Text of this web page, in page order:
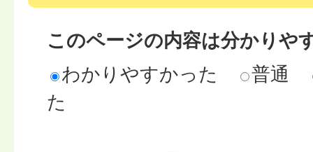
このページの内容は分かりや
わかりやすかった
普通
た